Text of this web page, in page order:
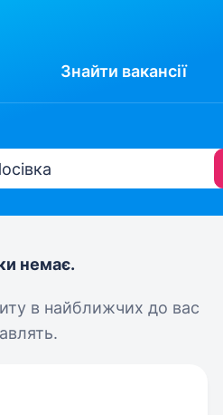
Знайти вакансії
немає.
в найближчих до вас